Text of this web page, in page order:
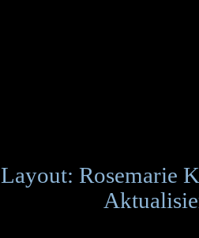
Layout: Rosemarie